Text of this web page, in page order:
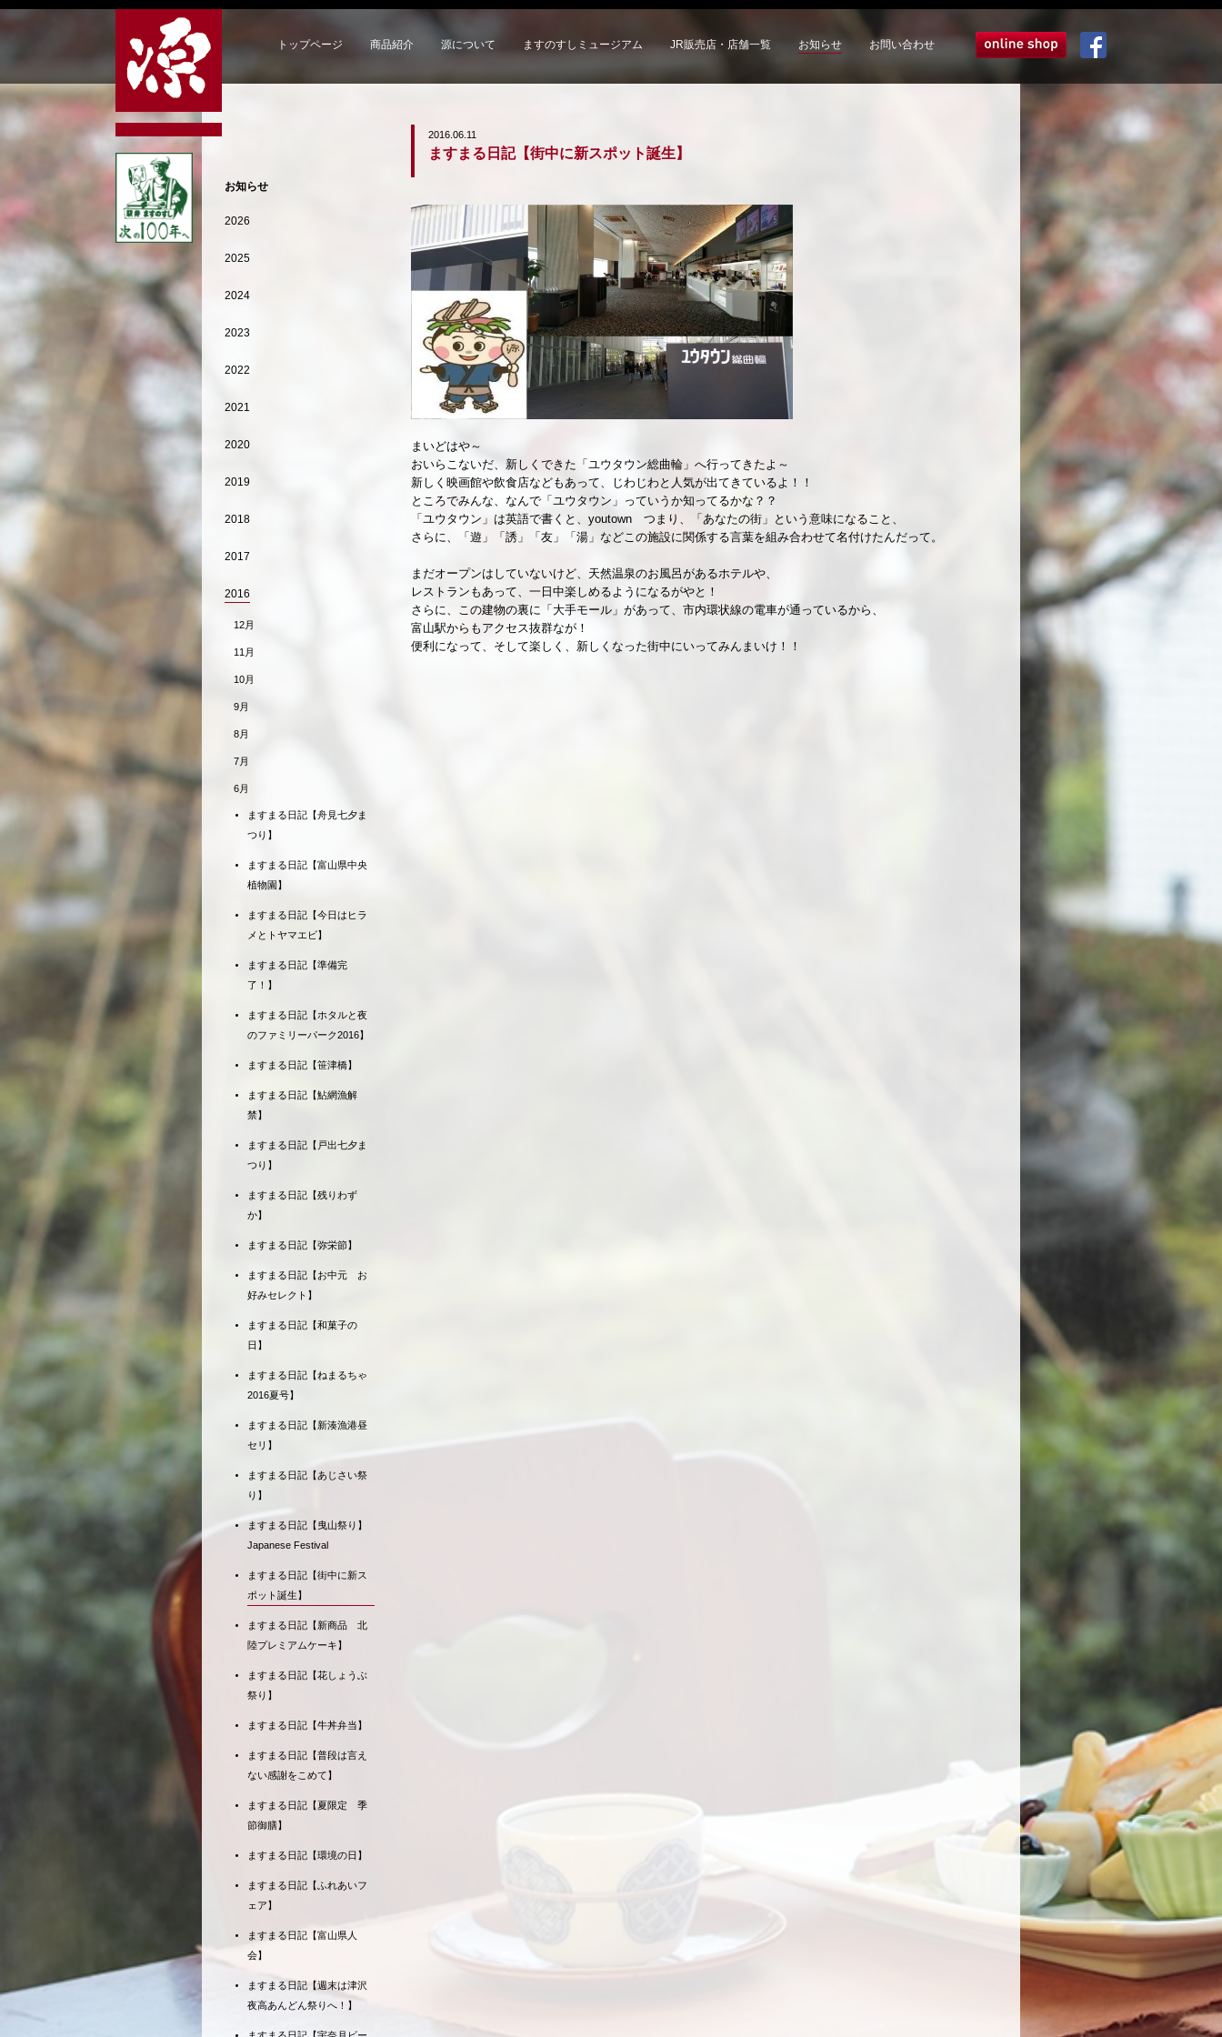
トップページ 商品紹介 源について ますのすしミュージアム JR販売店・店舗一覧 お知らせ お問い合わせ オンラインショップ
2016.06.11
ますまる日記【街中に新スポット誕生】
まいどはや～
おいらこないだ、新しくできた「ユウタウン総曲輪」へ行ってきたよ～
新しく映画館や飲食店などもあって、じわじわと人気が出てきているよ！！
ところでみんな、なんで「ユウタウン」っていうか知ってるかな？？
「ユウタウン」は英語で書くと、youtown つまり、「あなたの街」という意味になること、
さらに、「遊」「誘」「友」「湯」などこの施設に関係する言葉を組み合わせて名付けたんだって。
まだオープンはしていないけど、天然温泉のお風呂があるホテルや、
レストランもあって、一日中楽しめるようになるがやと！
さらに、この建物の裏に「大手モール」があって、市内環状線の電車が通っているから、
富山駅からもアクセス抜群なが！
便利になって、そして楽しく、新しくなった街中にいってみんまいけ！！
お知らせ
2026
2025
2024
2023
2022
2021
2020
2019
2018
2017
2016
12月
11月
10月
9月
8月
7月
6月
ますまる日記【舟見七夕ま
つり】
ますまる日記【富山県中央
植物園】
ますまる日記【今日はヒラ
メとトヤマエビ】
ますまる日記【準備完
了！】
ますまる日記【ホタルと夜
のファミリーパーク2016】
ますまる日記【笹津橋】
ますまる日記【鮎網漁解
禁】
ますまる日記【戸出七夕ま
つり】
ますまる日記【残りわず
か】
ますまる日記【弥栄節】
ますまる日記【お中元 お
好みセレクト】
ますまる日記【和菓子の
日】
ますまる日記【ねまるちゃ
2016夏号】
ますまる日記【新湊漁港昼
セリ】
ますまる日記【あじさい祭
り】
ますまる日記【曳山祭り】
Japanese Festival
ますまる日記【街中に新ス
ポット誕生】
ますまる日記【新商品 北
陸プレミアムケーキ】
ますまる日記【花しょうぶ
祭り】
ますまる日記【牛丼弁当】
ますまる日記【普段は言え
ない感謝をこめて】
ますまる日記【夏限定 季
節御膳】
ますまる日記【環境の日】
ますまる日記【ふれあいフ
ェア】
ますまる日記【富山県人
会】
ますまる日記【週末は津沢
夜高あんどん祭りへ！】